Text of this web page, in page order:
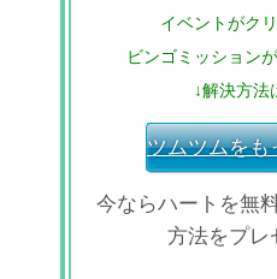
イベントがク
ビンゴミッション
↓解決方法
ツムツムをも
今ならハートを無
方法をプレ